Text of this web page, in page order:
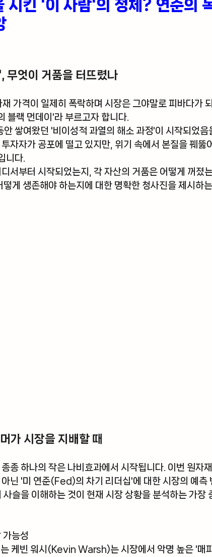
시킨 '이 사람'의 정체? 연준의
무엇이 거품을 터뜨렸나
가격이 일제히 폭락하며 시장은 그야말로 피바다가
블랙 먼데이'라 부르고자 합니다.
안 쌓여왔던 '비이성적 과열의 해소 과정'이 시작되었음
자자가 공포에 떨고 있지만, 위기 속에서 본질을 꿰뚫
니다.
서부터 시작되었는지, 각 자산의 거품은 어떻게 꺼졌
게 생존해야 하는지에 대한 명확한 청사진을 제시하
가 시장을 지배할 때
종 하나의 작은 나비효과에서 시작됩니다. 이번 원자
닌 '미 연준(Fed)의 차기 리더십'에 대한 시장의 예측
슬을 이해하는 것이 현재 시장 상황을 분석하는 가장
가능성
케빈 워시(Kevin Warsh)는 시장에서 악명 높은 '매